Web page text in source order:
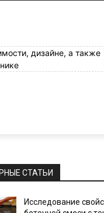
дизайне, а также
СТАТЬИ
Исследование